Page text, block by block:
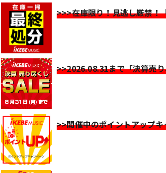
>>>在庫限り！見逃し厳禁！
>>2026.08.31まで「決算売
>>開催中のポイントアップ